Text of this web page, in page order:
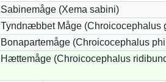
Sabinemåge (Xema sabini)
Tyndnæbbet Måge (Chroicocephalus
Bonapartemåge (Chroicocephalus
Hættemåge (Chroicocephalus